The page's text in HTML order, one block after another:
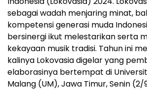
sebagai wadah menjaring minat,
kompetensi generasi muda
bersinergi ikut melestarikan serta
kekayaan musik tradisi. Tahun ini
kalinya Lokovasia digelar yang
elaborasinya bertempat di
Malang (UM), Jawa Timur, Senin (2/